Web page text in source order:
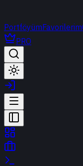
PortföyümFavorilerim
PRO